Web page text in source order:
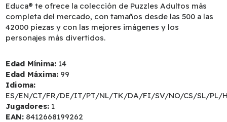
Educa® te ofrece la colección de Puzzles Adultos más
completa del mercado, con tamaños desde las 500 a las
42000 piezas y con las mejores imágenes y los
personajes más divertidos.
Edad Mínima: 14
Edad Máxima: 99
Idioma:
ES/EN/CT/FR/DE/IT/PT/NL/TK/DA/FI/SV/NO/CS/SL/PL/
Jugadores: 1
EAN: 8412668199262